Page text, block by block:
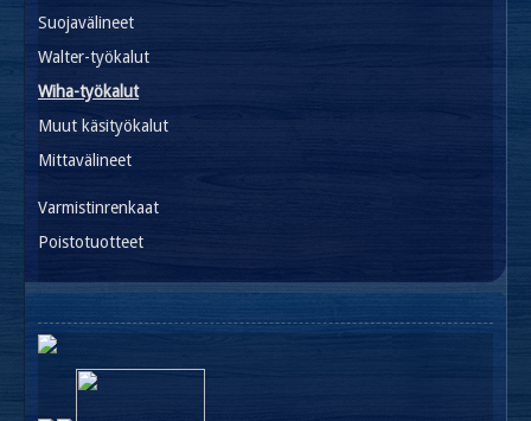
Suojavälineet
Walter-työkalut
Wiha-työkalut
Muut käsityökalut
Mittavälineet
Varmistinrenkaat
Poistotuotteet